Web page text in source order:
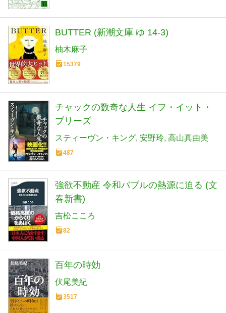
BUTTER (新潮文庫 ゆ 14-3)
柚木麻子
15379
チャックの数奇な人生 イフ・イット・
ブリーズ
スティーヴン・キング 安野玲 高山真由美
487
強欲不動産 令和バブルの熱源に迫る (文
春新書)
吉松こころ
82
百年の時効
伏尾美紀
3517